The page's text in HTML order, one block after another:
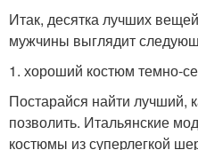
Итак, десятка лучших
мужчины выглядит
1. хороший костюм темно-
Постарайся найти лучший,
позволить. Итальянские
костюмы из суперлегкой